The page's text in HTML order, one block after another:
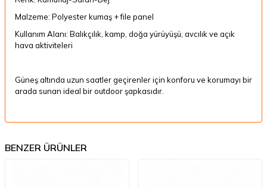
Malzeme: Polyester kumaş + file panel
Kullanım Alanı: Balıkçılık, kamp, doğa yürüyüşü, avcılık ve açık
hava aktiviteleri
Güneş altında uzun saatler geçirenler için konforu ve korumayı bir
arada sunan ideal bir outdoor şapkasıdır.
BENZER ÜRÜNLER